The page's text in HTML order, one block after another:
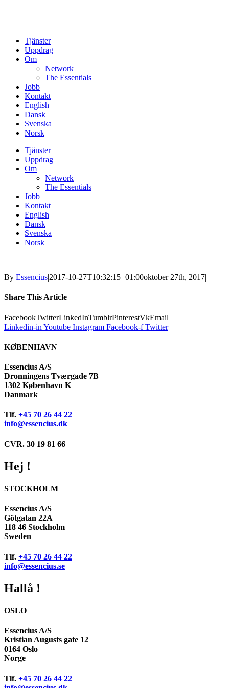
Tjänster
Uppdrag
Om
Network
The Essentials
Jobb
Kontakt
English
Dansk
Svenska
Norsk
Tjänster
Uppdrag
Om
Network
The Essentials
Jobb
Kontakt
English
Dansk
Svenska
Norsk
By Essencius|2017-10-27T10:32:15+01:00oktober 27th, 2017|
Share This Article
FacebookTwitterLinkedInTumblrPinterestVkEmail
Linkedin-in Youtube Instagram Facebook-f Twitter
KØBENHAVN
Essencius A/S
Dronningens Tværgade 7B
1302 København K
Danmark
Tlf. +45 70 26 44 22
info@essencius.dk
CVR. 30 19 81 66
Hej !
STOCKHOLM
Essencius A/S
Götgatan 22A
118 46 Stockholm
Sweden
Tlf. +45 70 26 44 22
info@essencius.se
Hallå !
OSLO
Essencius A/S
Kristian Augusts gate 12
0164 Oslo
Norge
Tlf. +45 70 26 44 22